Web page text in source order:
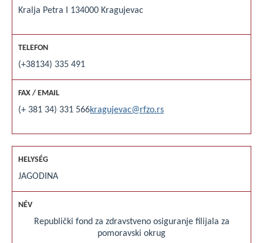
Kralja Petra I 134000 Kragujevac
(+38134) 335 491
(+ 381 34) 331 566kragujevac@rfzo.rs
JAGODINA
Republički fond za zdravstveno osiguranje filijala za
pomoravski okrug